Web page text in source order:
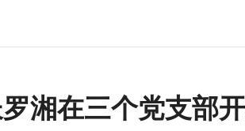
湘在三个党支部